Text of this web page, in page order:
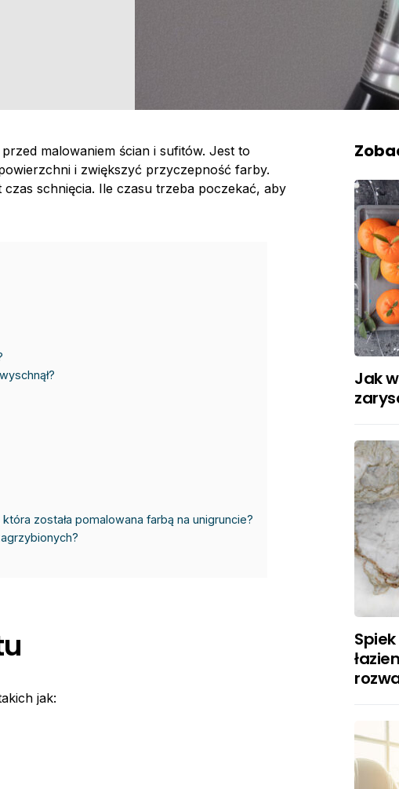
malowaniem ścian i sufitów. Jest to
i zwiększyć przyczepność farby.
schnięcia. Ile czasu trzeba poczekać, aby
została pomalowana farbą na unigruncie?
jak:
Jak